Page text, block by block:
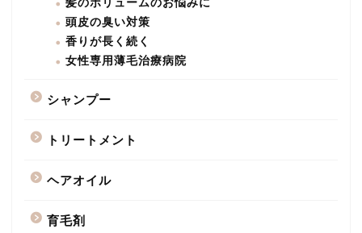
髪のボリュームのお悩みに
頭皮の臭い対策
香りが長く続く
女性専用薄毛治療病院
シャンプー
トリートメント
ヘアオイル
育毛剤